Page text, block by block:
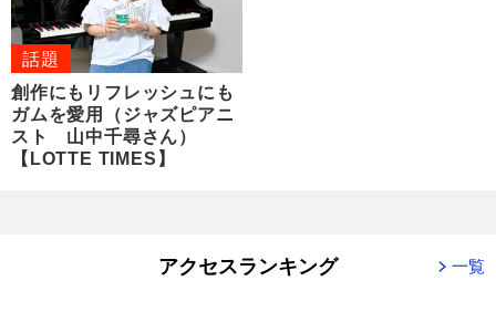
話題
創作にもリフレッシュにも
ガムを愛用（ジャズピアニ
スト 山中千尋さん）
【LOTTE TIMES】
アクセスランキング 一覧